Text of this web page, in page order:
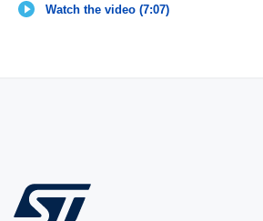
Watch the video (7:07)